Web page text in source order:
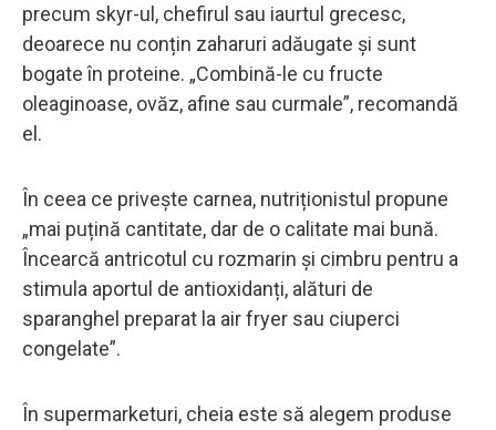
precum skyr-ul, chefirul sau iaurtul grecesc,
deoarece nu conțin zaharuri adăugate și sunt
bogate în proteine. „Combină-le cu fructe
oleaginoase, ovăz, afine sau curmale”, recomandă
el.
În ceea ce privește carnea, nutriționistul propune
„mai puțină cantitate, dar de o calitate mai bună.
Încearcă antricotul cu rozmarin și cimbru pentru a
stimula aportul de antioxidanți, alături de
sparanghel preparat la air fryer sau ciuperci
congelate”.
În supermarketuri, cheia este să alegem produse